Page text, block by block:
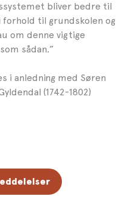
bliver bedre til
til grundskolen og
om denne vigtige
sådan.”
i anledning med Søren
(1742-1802)